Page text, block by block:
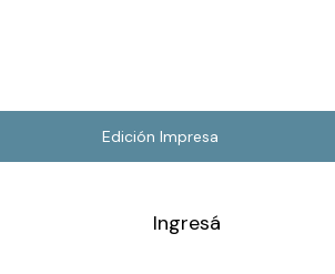
Edición Impresa
Ingresá